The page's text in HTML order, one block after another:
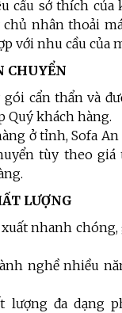
cầu sở thích của
chủ nhân thoải
với nhu cầu của
CHUYỂN
cẩn thẩn và
Quý khách hàng.
ở tỉnh, Sofa
tùy theo giá
LƯỢNG
nhanh
nghề nhiều
lượng đa dạng